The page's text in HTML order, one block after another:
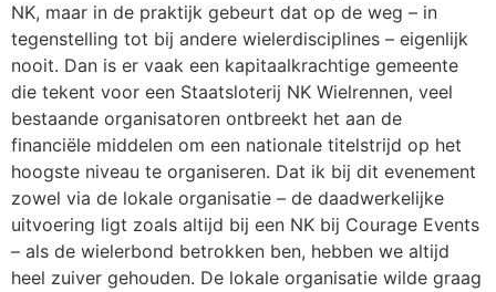
NK, maar in de praktijk gebeurt dat op de weg – in
tegenstelling tot bij andere wielerdisciplines – eigenlijk
nooit. Dan is er vaak een kapitaalkrachtige gemeente
die tekent voor een Staatsloterij NK Wielrennen, veel
bestaande organisatoren ontbreekt het aan de
financiële middelen om een nationale titelstrijd op het
hoogste niveau te organiseren. Dat ik bij dit evenement
zowel via de lokale organisatie – de daadwerkelijke
uitvoering ligt zoals altijd bij een NK bij Courage Events
– als de wielerbond betrokken ben, hebben we altijd
heel zuiver gehouden. De lokale organisatie wilde graag